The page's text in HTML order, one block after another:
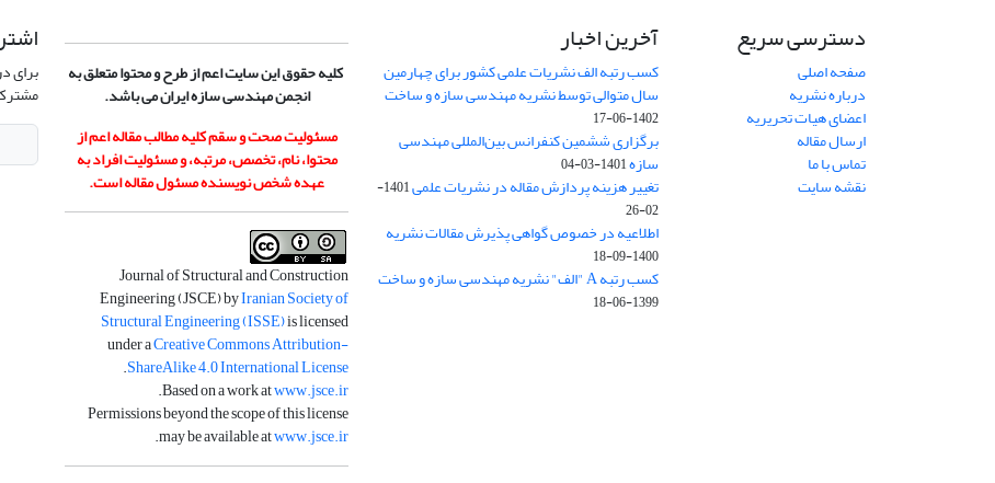
دسترسی سریع
صفحه اصلی
درباره نشریه
اعضای هیات تحریریه
ارسال مقاله
تماس با ما
نقشه سایت
آخرین اخبار
کسب رتبه الف نشریات علمی کشور برای چهارمین
سال متوالی توسط نشریه مهندسی سازه و ساخت
1402-06-17
برگزاری ششمین کنفرانس بین‌المللی مهندسی
سازه1401-03-04
تغییر هزینه پردازش مقاله در نشریات علمی
1401-
02-26
اطلاعیه در خصوص گواهی پذیرش مقالات نشریه
1400-09-18
کسب رتبه A "الف" نشریه مهندسی سازه و ساخت
1399-06-18
کلیه حقوق این سایت اعم از طرح و محتوا متعلق به
انجمن مهندسی سازه ایران می باشد.
مسئولیت صحت و سقم کلیه مطالب مقاله اعم از
محتوا، نام، تخصص، مرتبه، و مسئولیت افراد به
عهده شخص نویسنده مسئول مقاله است.
Journal of Structural and Construction
Engineering (JSCE) byIranian Society of
Structural Engineering (ISSE)is licensed
under aCreative Commons Attribution-
ShareAlike 4.0 International License
.
Based on a work atwww.jsce.ir
.
Permissions beyond the scope of this license
may be available atwww.jsce.ir
.
برای